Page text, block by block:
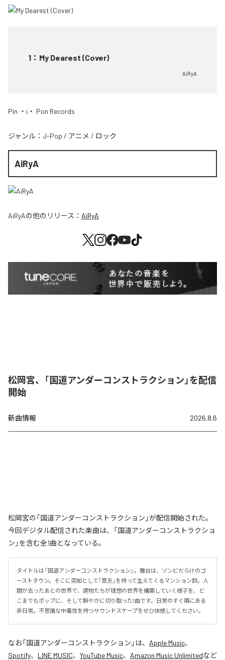
1 ： My Dearest (Cover)
AiRyA
Pin ・i・ Pon Records
ジャンル： J-Pop / アニメ / ロック
AiRyA
AiRyAの他のリリース： AiRyA
松岡宮、「国道アンダーコンストラクション」を配信
開始
新曲情報 2026.8.6
松岡宮の「国道アンダーコンストラクション」が配信開始された。
今回デジタル配信された楽曲は、「国道アンダーコンストラクショ
ン」を含む全1曲となっている。
タイトルは『国道アンダーコンストラクション』。舞台は、ゾンビだらけのゴ
ーストタウン。そこに突如として「意志」を持って生えてくるマンション群。人
間が去ったあとの世界で、建物たちが理想の世界を構築していく様子を、ど
こまでもポップに、そして鮮やかに切り取った1曲です。日常のすぐ隣にある
非日常。不思議な中毒性を持つサウンドスケープをぜひ体感してください。
なお「国道アンダーコンストラクション 」は、 Apple Music、
Spotify、 LINE MUSIC、 YouTube Music、 Amazon Music Unlimitedなど